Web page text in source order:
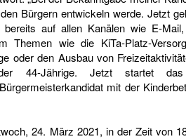
Bürgern entwickeln werde. Jetzt
bereitsauf allen Kanälen wie E-
Themen wiedie KiTa-Platz-
oder den Ausbau von
44-Jährige. Jetzt startet
mit der
24. März 2021, in der Zeit von